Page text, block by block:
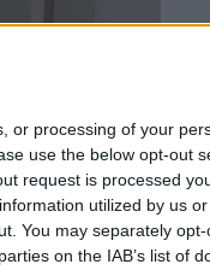
or processing of your
use the below opt-out
request is processed
utilized by us
You may separately
on the IAB’s list of